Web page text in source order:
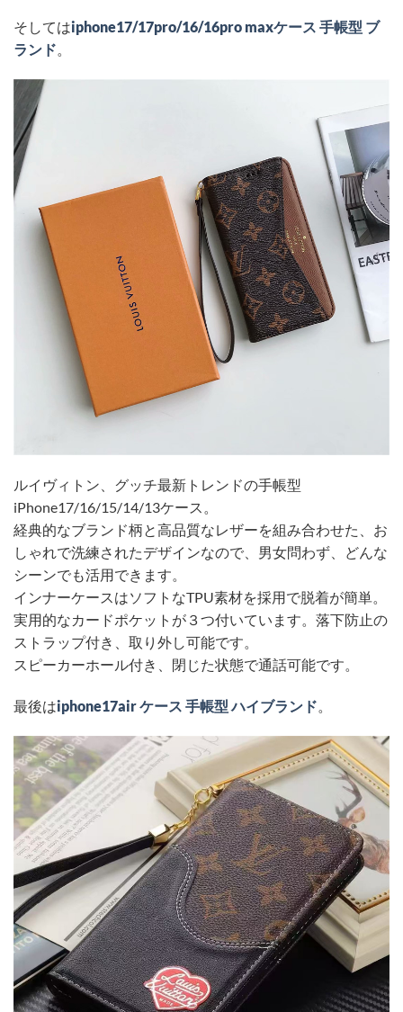
そしてはiphone17/17pro/16/16pro maxケース 手帳型 ブ
ランド
ルイヴィトン、グッチ最新トレンドの手帳型
iPhone17/16/15/14/13ケース。
経典的なブランド柄と高品質なレザーを組み合わせた、お
しゃれで洗練されたデザインなので、男女問わず、どんな
シーンでも活用できます。
インナーケースはソフトなTPU素材を採用で脱着が簡単。
実用的なカードポケットが３つ付いています。落下防止の
ストラップ付き、取り外し可能です。
スピーカーホール付き、閉じた状態で通話可能です。
最後はiphone17air ケース 手帳型 ハイブランド。